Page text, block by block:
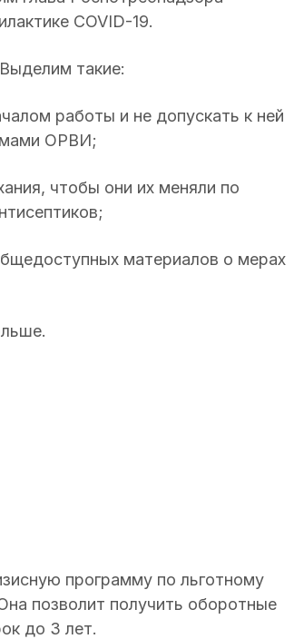
COVID-19.
такие:
работы и не допускать к ней
ОРВИ;
чтобы они их меняли по
материалов о мерах
программу по льготному
позволит получить оборотные
до 3 лет.